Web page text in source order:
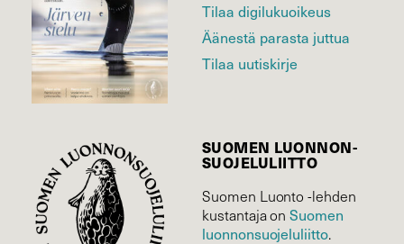
Tilaa digilukuoikeus
Äänestä parasta juttua
Tilaa uutiskirje
SUOMEN LUONNON­
SUOJELU­LIITTO
Suomen Luonto -lehden
kustantaja onSuomen
luonnonsuojelu­liitto.